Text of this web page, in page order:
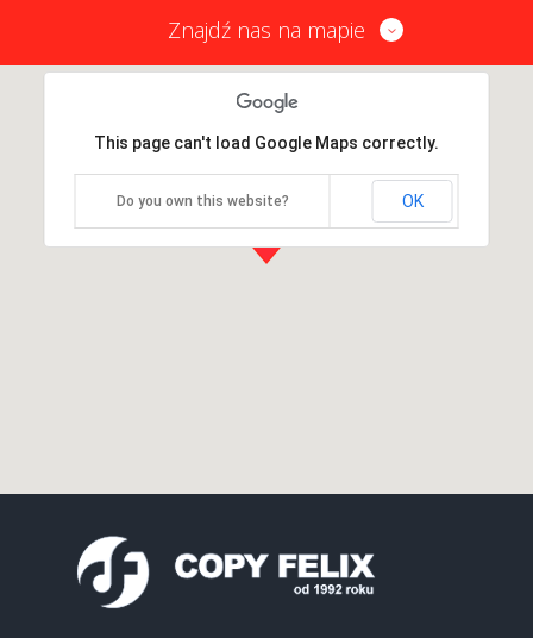
Znajdź nas na mapie
This page can't load Google Maps correctly.
Do you own this website? OK